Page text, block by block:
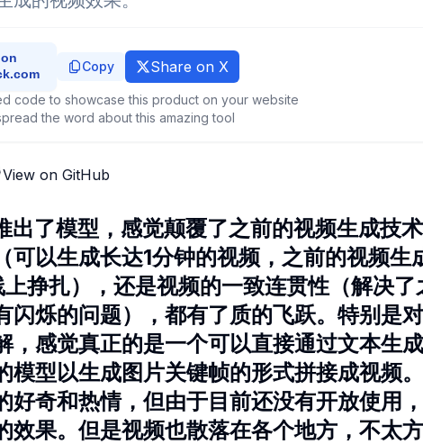
Copy Share on X
code to showcase this product on your website
the word about this amazing tool
View on GitHub
出了模型，感觉颠覆了之前的视频生成技
可以生成长达1分钟的视频，之前的视频生
挣扎），还是视频的一致连贯性（解决
闪烁的问题），都有了质的飞跃。特别是
，感觉真正的是一个可以直接通过文本生
模型以生成图片关键帧的形式拼接成视频
好奇和热情，但由于目前还没有开放使用
效果。但是视频也散落在各个地方，不太